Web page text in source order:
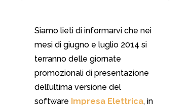
Siamo lieti di informarvi che nei
mesi di giugno e luglio 2014 si
terranno delle giornate
promozionali di presentazione
dell’ultima versione del
software Impresa Elettrica, in